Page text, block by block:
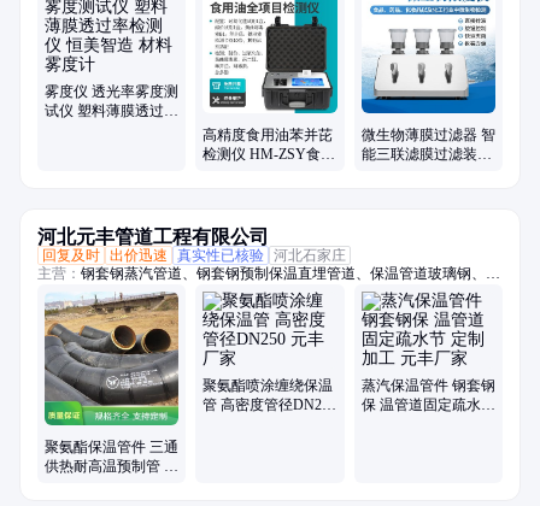
雾度仪 透光率雾度测
试仪 塑料薄膜透过率
高精度食用油苯并芘
检测仪 HM-ZSY食用
微生物薄膜过滤器 智
能三联滤膜过滤装置
河北元丰管道工程有限公司
回复及时 出价迅速 真实性已核验 河北石家庄
主营： 钢套钢蒸汽管道、钢套钢预制保温直埋管道、保温管道玻璃钢、蒸
汽管道钢套钢、聚氨酯保温管、钢套钢蒸汽管、喷涂缠绕保温管、镀锌铁
皮架空保温管、聚氨酯保温管件、蒸汽保温管件、预制蒸汽架空保温管、
钢套钢耐高温保温管、保温管直埋钢套钢、钢套钢地埋管、钢套钢外滑动
钢管、钢套钢保温弯头、蒸汽保温管架空、耐高温高压蒸汽管、钢套钢高
温蒸汽保温管、套钢蒸汽保温钢管、高压耐高温蒸汽管、蒸汽架空保温
管、集中供热蒸汽保温管、高温蒸汽保温管
聚氨酯保温管件 三通
供热耐高温预制管 元
聚氨酯喷涂缠绕保温
管 高密度管径DN250
蒸汽保温管件 钢套钢
保 温管道固定疏水节